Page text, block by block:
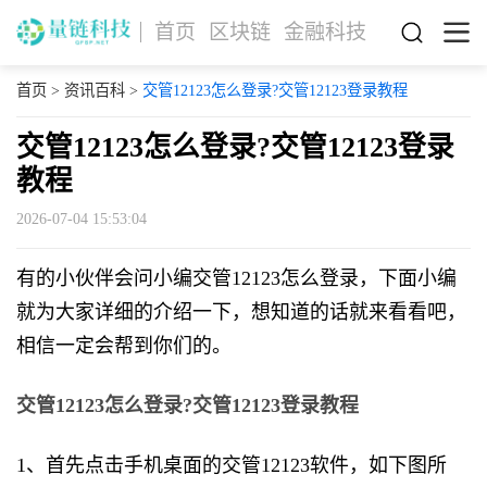
首页 区块链 金融科技
首页 > 资讯百科> 交管12123怎么登录?交管12123登录教程
交管12123怎么登录?交管12123登录
教程
2026-07-04 15:53:04
有的小伙伴会问小编交管12123怎么登录，下面小编
就为大家详细的介绍一下，想知道的话就来看看吧，
相信一定会帮到你们的。
交管12123怎么登录?交管12123登录教程
1、首先点击手机桌面的交管12123软件，如下图所